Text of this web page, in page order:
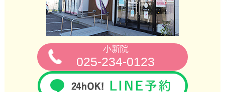
小新院
025-234-0123